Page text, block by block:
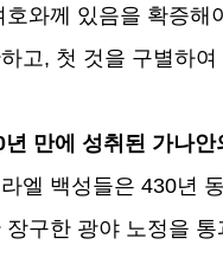
호와께 있음을 확증해
고, 첫 것을 구별하
년 만에 성취된 가나
엘 백성들은 430년
장구한 광야 노정을